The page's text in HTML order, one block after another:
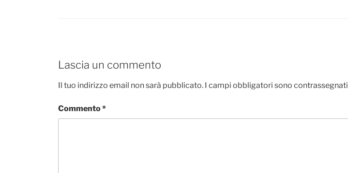
Lascia un commento
Il tuo indirizzo email non sarà pubblicato. I campi obbligatori sono contrassegnati
Commento*